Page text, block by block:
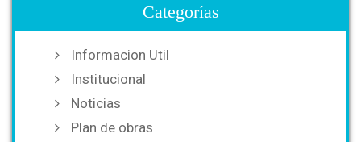
Categorías
Informacion Util
Institucional
Noticias
Plan de obras